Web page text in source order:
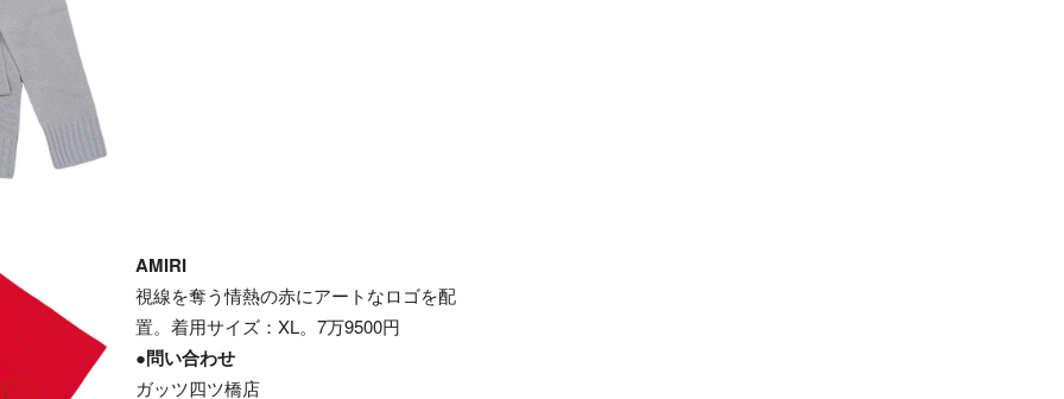
AMIRI
視線を奪う情熱の赤にアートなロゴを配
置。着用サイズ：XL。7万9500円
●問い合わせ
ガッツ四ツ橋店